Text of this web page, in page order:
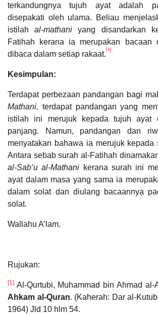
terkandungnya tujuh ayat adalah
disepakati oleh ulama. Beliau
istilahal-mathani yang disandarkan
Fatihah kerana ia merupakan bacaan
dibaca dalam setiap rakaat. [4]
Kesimpulan:
Terdapat perbezaan pandangan bagi
Mathani, terdapat pandangan yang
istilah ini merujuk kepada tujuh ayat
panjang. Namun, pandangan dan
menyatakan bahawa ia merujuk kepada
Antara sebab surah al-Fatihah
al-Sab‘u al-Mathani kerana surah ini
ayat dalam masa yang sama ia
dalam solat dan diulang bacaannya
solat.
Wallahu A’lam.
Rujukan:
[1] Al-Qurtubi, Muhammad bin Ahmad
Ahkam al-Quran. (Kaherah: Dar al-
1964) Jld 10 hlm 54.